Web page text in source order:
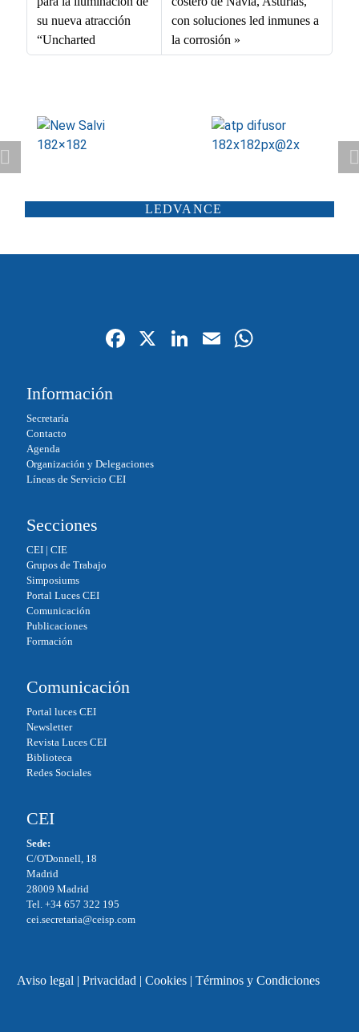
pp
su nueva atracción
“Uncharted
con soluciones led inmunes a
la corrosión
SALVI
ATP ILUMINACIÓN
CARANDINI
SCHRÉDER
SALTOKI
ILUMINIA
LEDVANCE
Fa
X
Li
E
Información
Secretaría
Contacto
Agenda
Organización y Delegaciones
Líneas de Servicio CEI
Secciones
CEI| CIE
Grupos de Trabajo
Simposiums
Portal Luces CEI
Comunicación
Publicaciones
Formación
Comunicación
Portal luces CEI
Newsletter
Revista Luces CEI
Biblioteca
Redes Sociales
CEI
Sede:
C/O'Donnell, 18
Madrid
28009 Madrid
Tel. +34 657 322 195
cei.secretaria@ceisp.com
Aviso legal | Privacidad | Cookies| Términos y Condiciones